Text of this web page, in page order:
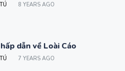
8 YEARS AGO
dẫn về Loài Cáo
7 YEARS AGO